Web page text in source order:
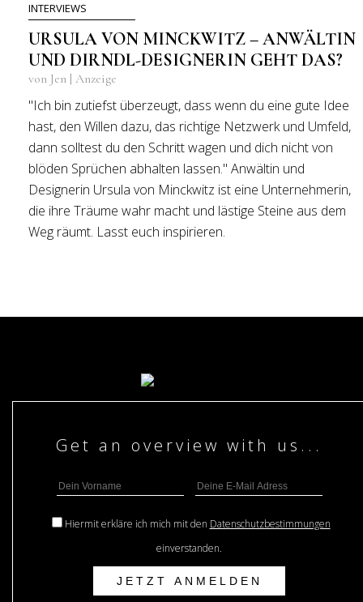
INTERVIEWS
URSULA VON MINCKWITZ – ANWÄLTIN
UND DIRNDL-DESIGNERIN GEHT DAS?
von Jen | Anzeige
"Ich bin zutiefst überzeugt, dass wenn du eine gute Idee
hast, den Willen dazu, das richtige Netzwerk und Umfeld,
dann solltest du den Schritt wagen und dich nicht von
blöden Sprüchen abhalten lassen." Anwältin und
Designerin Ursula von Minckwitz ist eine Unternehmerin,
die ihre Träume wahr macht und lästige Steine aus dem
Weg räumt. Lasst euch inspirieren.
Hiermit erkläre ich mich mit den Datenschutzbestimmungen
einverstanden.